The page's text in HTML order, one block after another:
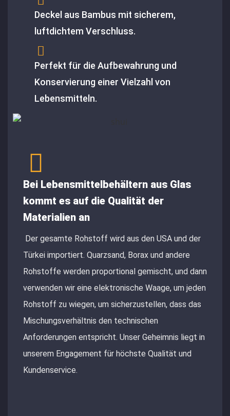
Deckel aus Bambus mit sicherem,
luftdichtem Verschluss.
Perfekt für die Aufbewahrung und
Konservierung einer Vielzahl von
Lebensmitteln.
Bei Lebensmittelbehältern aus Glas
kommt es auf die Qualität der
Materialien an
Der gesamte Rohstoff wird aus den USA und der
Türkei importiert. Quarzsand, Borax und andere
Rohstoffe werden proportional gemischt, und dann
verwenden wir eine elektronische Waage, um jeden
Rohstoff zu wiegen, um sicherzustellen, dass das
Mischungsverhältnis den technischen
Anforderungen entspricht. Unser Geheimnis liegt in
unserem Engagement für höchste Qualität und
Kundenservice.